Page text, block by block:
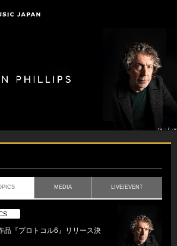
MEDIA LIVE/EVENT
品『プロトコル6』リリース決